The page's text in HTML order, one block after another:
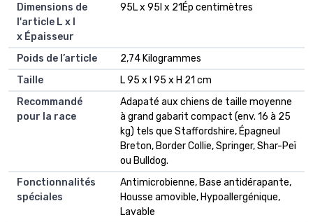
Dimensions de
l'article L x l
x Épaisseur
95L x 95l x 21Ép centimètres
Poids de l’article
2,74 Kilogrammes
Taille
L 95 x l 95 x H 21 cm
Recommandé
pour la race
Adapaté aux chiens de taille moyenne
à grand gabarit compact (env. 16 à 25
kg) tels que Staffordshire, Épagneul
Breton, Border Collie, Springer, Shar-Peï
ou Bulldog.
Fonctionnalités
spéciales
Antimicrobienne, Base antidérapante,
Housse amovible, Hypoallergénique,
Lavable